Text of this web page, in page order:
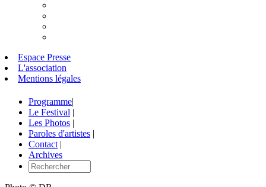
Espace Presse
L'association
Mentions légales
Programme|
Le Festival |
Les Photos |
Paroles d'artistes |
Contact |
Archives